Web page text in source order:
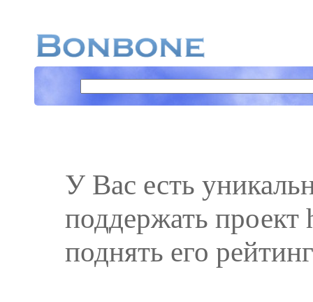
У Вас есть
поддержать
поднять его